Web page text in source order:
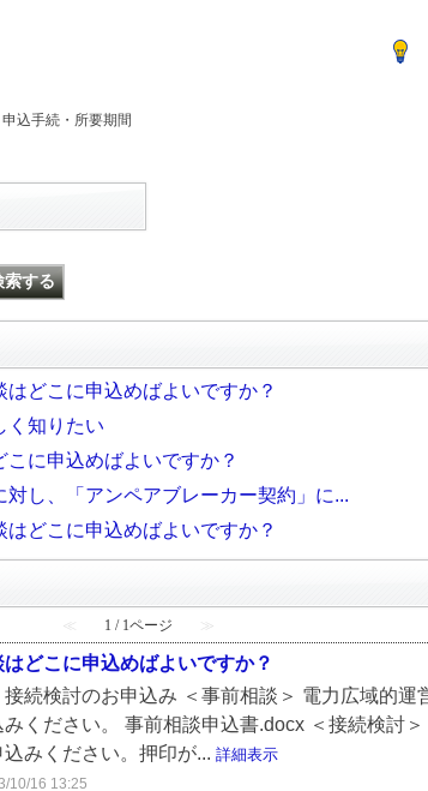
申込手続・所要期間
どこに申込めばよいですか？
く知りたい
に申込めばよいですか？
し、「アンペアブレーカー契約」に...
どこに申込めばよいですか？
≪ 1 / 1ページ ≫
どこに申込めばよいですか？
続検討のお申込み ＜事前相談＞ 電力広域的運
ください。 事前相談申込書.docx ＜接続検討
みください。押印が... 詳細表示
10/16 13:25